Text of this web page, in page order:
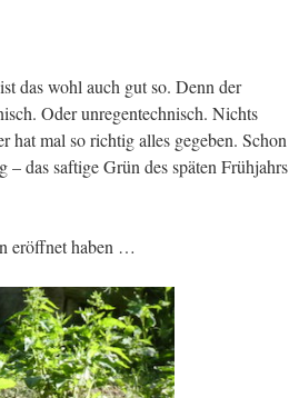
das wohl auch gut so. Denn der
Oder unregentechnisch. Nichts
hat mal so richtig alles gegeben. Schon
das saftige Grün des späten Frühjahrs
eröffnet haben …